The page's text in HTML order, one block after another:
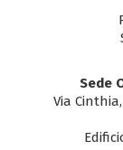
Sede
Via